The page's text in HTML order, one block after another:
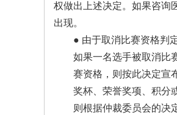
权做出上述决定。如果咨询
出现。
● 由于取消比赛资格判
如果一名选手被取消比
赛资格，则按此决定宣
奖杯、荣誉奖项、积分
则根据仲裁委员会的决